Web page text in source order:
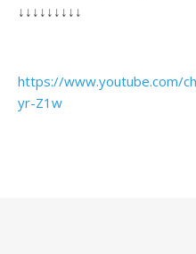
↓↓↓↓↓↓↓↓↓
https://www.youtube.com/
yr-Z1w